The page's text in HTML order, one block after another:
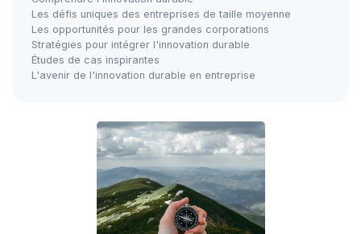
Les défis uniques des entreprises de taille moyenne
Les opportunités pour les grandes corporations
Stratégies pour intégrer l'innovation durable
Études de cas inspirantes
L'avenir de l'innovation durable en entreprise